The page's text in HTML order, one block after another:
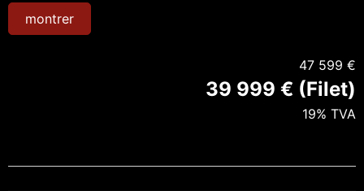
montrer
47 599 €
39 999 € (Filet)
19% TVA